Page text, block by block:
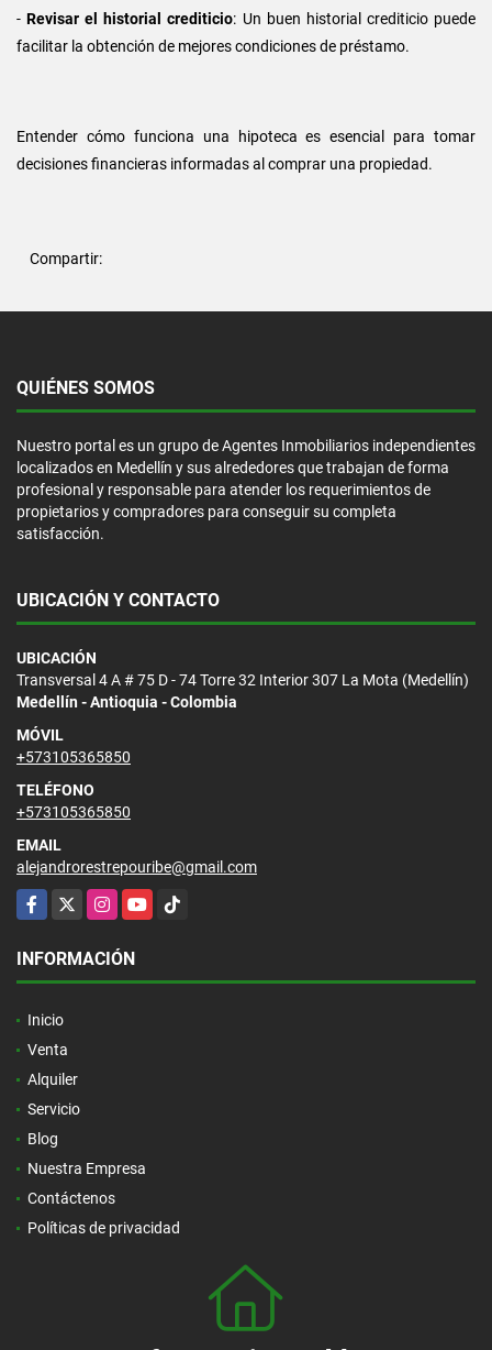
-Revisar el historial crediticio: Un buen historial crediticio puede
facilitar la obtención de mejores condiciones de préstamo.
Entender cómo funciona una hipoteca es esencial para tomar
decisiones financieras informadas al comprar una propiedad.
Compartir:
QUIÉNES SOMOS
Nuestro portal es un grupo de Agentes Inmobiliarios independientes
localizados en Medellín y sus alrededores que trabajan de forma
profesional y responsable para atender los requerimientos de
propietarios y compradores para conseguir su completa
satisfacción.
UBICACIÓN Y CONTACTO
UBICACIÓN
Transversal 4 A # 75 D - 74 Torre 32 Interior 307 La Mota (Medellín)
Medellín - Antioquia - Colombia
MÓVIL
+573105365850
TELÉFONO
+573105365850
EMAIL
alejandrorestrepouribe@gmail.com
Facebook
X InstagramYouTubeTikTok
INFORMACIÓN
Inicio
Venta
Alquiler
Servicio
Blog
Nuestra Empresa
Contáctenos
Políticas de privacidad